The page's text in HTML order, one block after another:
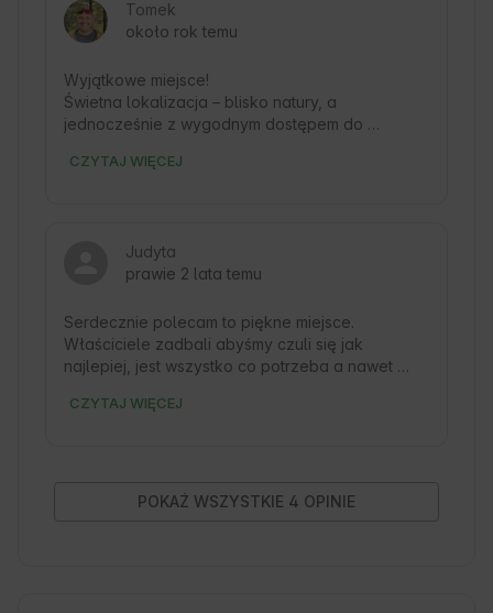
Tomek
około rok temu
Wyjątkowe miejsce!
Świetna lokalizacja – blisko natury, a
jednocześnie z wygodnym dostępem do
czyste i urządzone z dbałością o detale, co
w okolicy. Organizują dodatkowe zajęcia.
Atmosfera na miejscu sprzyja relaksowi i
Zdecydowanie warto tu przyjechać – my na
pewno wrócimy!
CZYTAJ WIĘCEJ
Judyta
prawie 2 lata temu
Serdecznie polecam to piękne miejsce.
Właściciele zadbali abyśmy czuli się jak
najlepiej, jest wszystko co potrzeba a nawet
blisko green velo i cudnych ścieżek rowerowych
CZYTAJ WIĘCEJ
POKAŻ WSZYSTKIE 4 OPINIE